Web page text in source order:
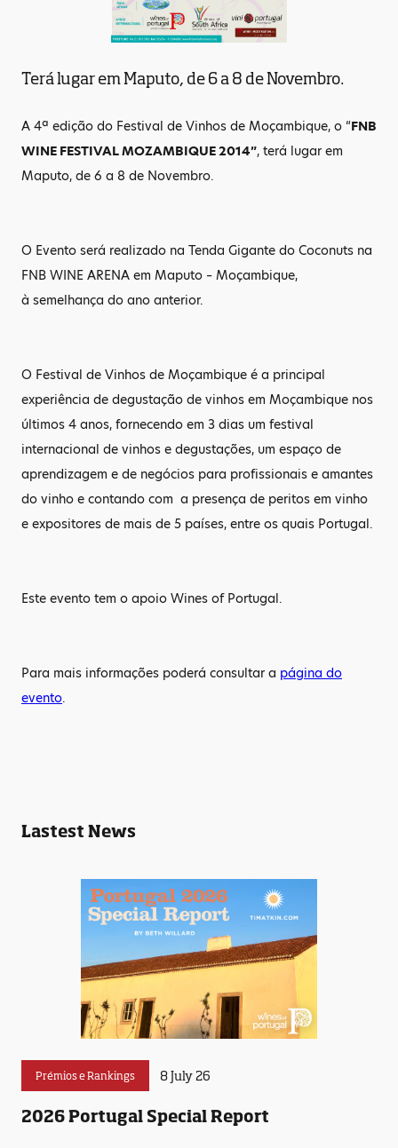
Terá lugar em Maputo, de 6 a 8 de Novembro.
A 4ª edição do Festival de Vinhos de Moçambique, o “FNB
WINE FESTIVAL MOZAMBIQUE 2014”, terá lugar em
Maputo, de 6 a 8 de Novembro.
O Evento será realizado na Tenda Gigante do Coconuts na
FNB WINE ARENA em Maputo – Moçambique,
à semelhança do ano anterior.
O Festival de Vinhos de Moçambique é a principal
experiência de degustação de vinhos em Moçambique nos
últimos 4 anos, fornecendo em 3 dias um festival
internacional de vinhos e degustações, um espaço de
aprendizagem e de negócios para profissionais e amantes
do vinho e contando com a presença de peritos em vinho
e expositores de mais de 5 países, entre os quais Portugal.
Este evento tem o apoio Wines of Portugal.
Para mais informações poderá consultar a página do
evento.
Lastest News
Prémios e Rankings 8 July 26
2026 Portugal Special Report